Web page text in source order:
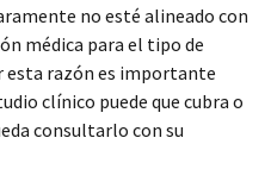
no esté alineado con
médica para el tipo de
esta razón es importante
clínico puede que cubra o
consultarlo con su